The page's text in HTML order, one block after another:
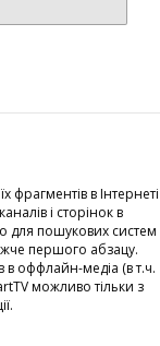
фрагментів в Інтернеті
і сторінок в
для пошукових систем
першого абзацу.
в оффлайн-медіа (в т.ч.
можливо тільки з